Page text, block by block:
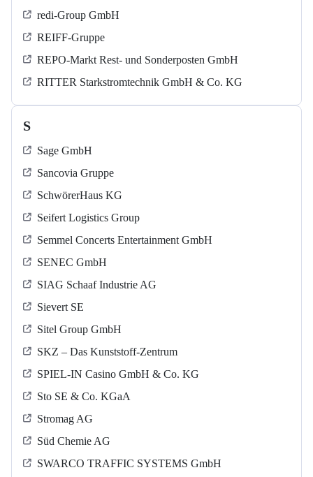
redi-Group GmbH
REIFF-Gruppe
REPO-Markt Rest- und Sonderposten GmbH
RITTER Starkstromtechnik GmbH & Co. KG
S
Sage GmbH
Sancovia Gruppe
SchwörerHaus KG
Seifert Logistics Group
Semmel Concerts Entertainment GmbH
SENEC GmbH
SIAG Schaaf Industrie AG
Sievert SE
Sitel Group GmbH
SKZ – Das Kunststoff-Zentrum
SPIEL-IN Casino GmbH & Co. KG
Sto SE & Co. KGaA
Stromag AG
Süd Chemie AG
SWARCO TRAFFIC SYSTEMS GmbH